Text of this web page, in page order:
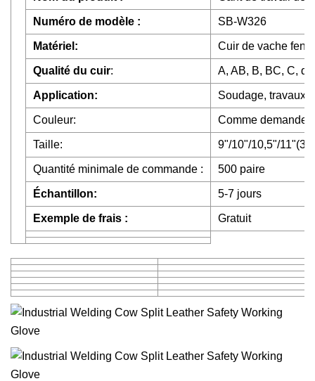
Numéro de modèle : SB-W326
Matériel: Cuir de vache
Qualité du cuir: A, AB, B, BC, C,
Application: Soudage, travaux
Couleur: Comme demande
Taille: 9"/10"/10,5"/
Quantité minimale de commande : 500 paire
Échantillon: 5-7 jours
Exemple de frais : Gratuit